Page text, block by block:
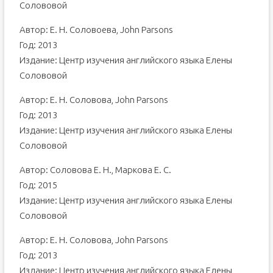
Солововой
Автор: Е. Н. Соловоева, John Parsons
Год: 2013
Издание: Центр изучения английского языка Елены
Солововой
Автор: Е. Н. Соловова, John Parsons
Год: 2013
Издание: Центр изучения английского языка Елены
Солововой
Автор: Соловова Е. Н., Маркова Е. С.
Год: 2015
Издание: Центр изучения английского языка Елены
Солововой
Автор: Е. Н. Соловова, John Parsons
Год: 2013
Издание: Центр изучения английского языка Елены